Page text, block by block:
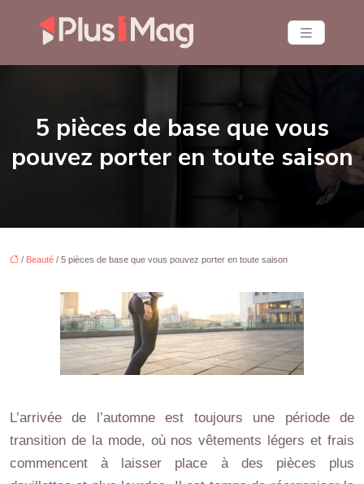
5 pièces de base que vous
pouvez porter en toute saison
/ Beauté / 5 pièces de base que vous pouvez porter en toute saison
L’arrivée de l’automne est toujours une période de
transition de la mode, où nos vêtements légers et frais
commencent à laisser place à des pièces plus